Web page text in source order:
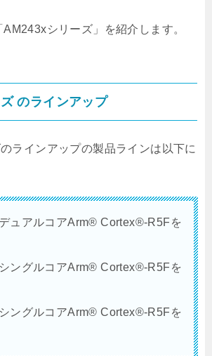
シリーズ」を紹介します。
のラインアップ
ラインアップの製品ラインは以下に
ュアルコアArm® Cortex®-R5Fを
ングルコアArm® Cortex®-R5Fを
ングルコアArm® Cortex®-R5Fを